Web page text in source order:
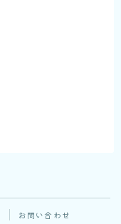
お問い合わせ